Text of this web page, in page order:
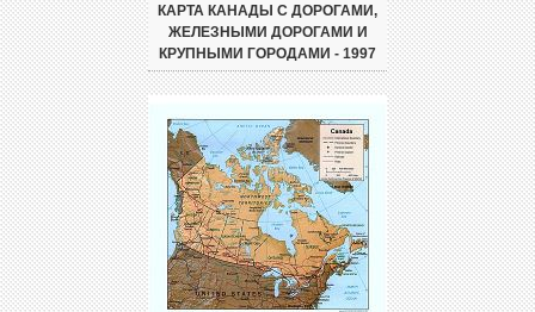
КАРТА КАНАДЫ С ДОРОГАМИ,
ЖЕЛЕЗНЫМИ ДОРОГАМИ И
КРУПНЫМИ ГОРОДАМИ - 1997